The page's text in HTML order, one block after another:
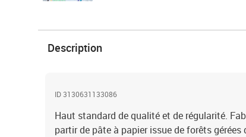
Description
ID 3130631133086
Haut standard de qualité et de régularité.
partir de pâte à papier issue de forêts